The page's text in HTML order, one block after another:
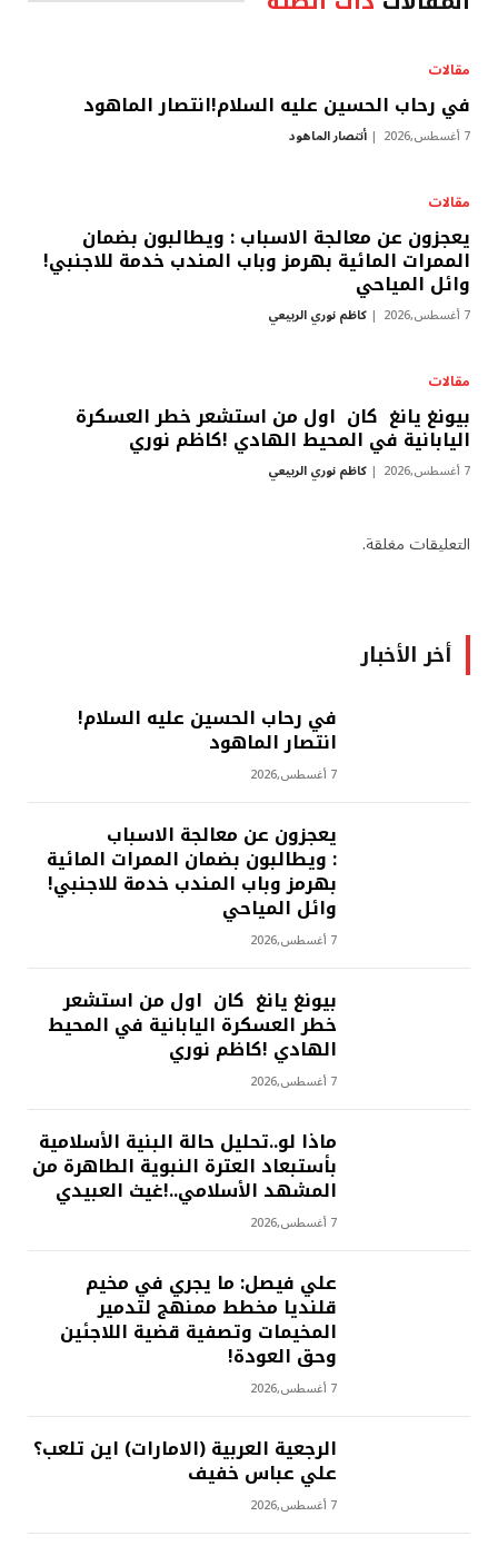
مقالات
في رحاب الحسين عليه السلام!انتصار الماهود
7 أغسطس,2026 أنتصار الماهود
مقالات
يعجزون عن معالجة الاسباب : ويطالبون بضمان
الممرات المائية بهرمز وباب المندب خدمة للاجنبي!
وائل المياحي
7 أغسطس,2026 كاظم نوري الربيعي
مقالات
بيونغ يانغ كان اول من استشعر خطر العسكرة
اليابانية في المحيط الهادي !كاظم نوري
7 أغسطس,2026 كاظم نوري الربيعي
التعليقات مغلقة.
أخر الأخبار
في رحاب الحسين عليه السلام!
انتصار الماهود
7 أغسطس,2026
يعجزون عن معالجة الاسباب
: ويطالبون بضمان الممرات المائية
بهرمز وباب المندب خدمة للاجنبي!
وائل المياحي
7 أغسطس,2026
بيونغ يانغ كان اول من استشعر
خطر العسكرة اليابانية في المحيط
الهادي !كاظم نوري
7 أغسطس,2026
ماذا لو..تحليل حالة البنية الأسلامية
بأستبعاد العترة النبوية الطاهرة من
المشهد الأسلامي..!غيث العبيدي
7 أغسطس,2026
علي فيصل: ما يجري في مخيم
قلنديا مخطط ممنهج لتدمير
المخيمات وتصفية قضية اللاجئين
وحق العودة!
7 أغسطس,2026
الرجعية العربية (الامارات) اين تلعب؟
علي عباس خفيف
7 أغسطس,2026